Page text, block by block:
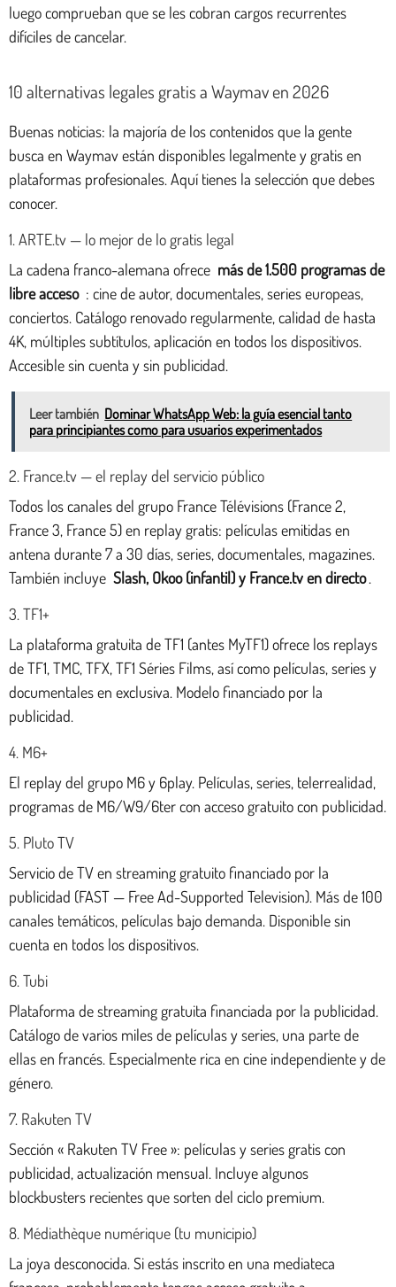
luego comprueban que se les cobran cargos recurrentes
difíciles de cancelar.
10 alternativas legales gratis a Waymav en 2026
Buenas noticias: la majoría de los contenidos que la gente
busca en Waymav están disponibles legalmente y gratis en
plataformas profesionales. Aquí tienes la selección que debes
conocer.
1. ARTE.tv — lo mejor de lo gratis legal
La cadena franco-alemana ofrece más de 1.500 programas de
libre acceso : cine de autor, documentales, series europeas,
conciertos. Catálogo renovado regularmente, calidad de hasta
4K, múltiples subtítulos, aplicación en todos los dispositivos.
Accesible sin cuenta y sin publicidad.
Leer también Dominar WhatsApp Web: la guía esencial tanto
para principiantes como para usuarios experimentados
2. France.tv — el replay del servicio público
Todos los canales del grupo France Télévisions (France 2,
France 3, France 5) en replay gratis: películas emitidas en
antena durante 7 a 30 días, series, documentales, magazines.
También incluye Slash, Okoo (infantil) y France.tv en directo .
3. TF1+
La plataforma gratuita de TF1 (antes MyTF1) ofrece los replays
de TF1, TMC, TFX, TF1 Séries Films, así como películas, series y
documentales en exclusiva. Modelo financiado por la
publicidad.
4. M6+
El replay del grupo M6 y 6play. Películas, series, telerrealidad,
programas de M6/W9/6ter con acceso gratuito con publicidad.
5. Pluto TV
Servicio de TV en streaming gratuito financiado por la
publicidad (FAST — Free Ad-Supported Television). Más de 100
canales temáticos, películas bajo demanda. Disponible sin
cuenta en todos los dispositivos.
6. Tubi
Plataforma de streaming gratuita financiada por la publicidad.
Catálogo de varios miles de películas y series, una parte de
ellas en francés. Especialmente rica en cine independiente y de
género.
7. Rakuten TV
Sección « Rakuten TV Free »: películas y series gratis con
publicidad, actualización mensual. Incluye algunos
blockbusters recientes que sorten del ciclo premium.
8. Médiathèque numérique (tu municipio)
La joya desconocida. Si estás inscrito en una mediateca